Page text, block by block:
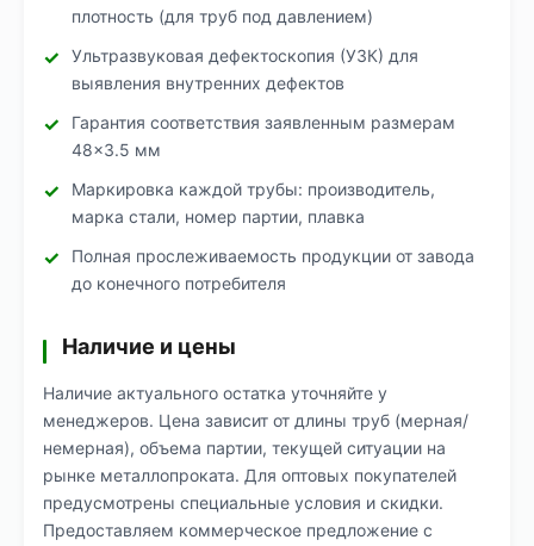
плотность (для труб под давлением)
Ультразвуковая дефектоскопия (УЗК) для
выявления внутренних дефектов
Гарантия соответствия заявленным размерам
48×3.5 мм
Маркировка каждой трубы: производитель,
марка стали, номер партии, плавка
Полная прослеживаемость продукции от завода
до конечного потребителя
Наличие и цены
Наличие актуального остатка уточняйте у
менеджеров. Цена зависит от длины труб (мерная/
немерная), объема партии, текущей ситуации на
рынке металлопроката. Для оптовых покупателей
предусмотрены специальные условия и скидки.
Предоставляем коммерческое предложение с